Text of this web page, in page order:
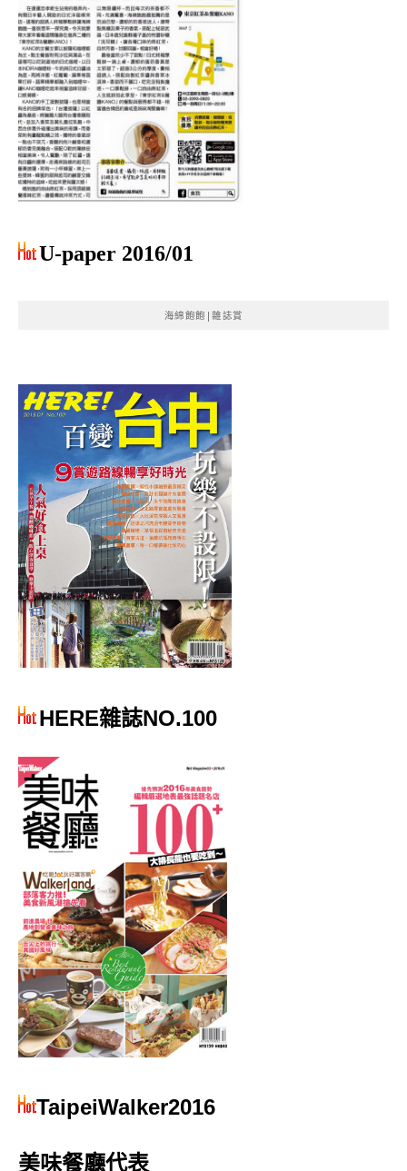
U-paper 2016/01
海綿飽飽|雜誌賞
HERE雜誌NO.100
TaipeiWalker2016
美味餐廳代表